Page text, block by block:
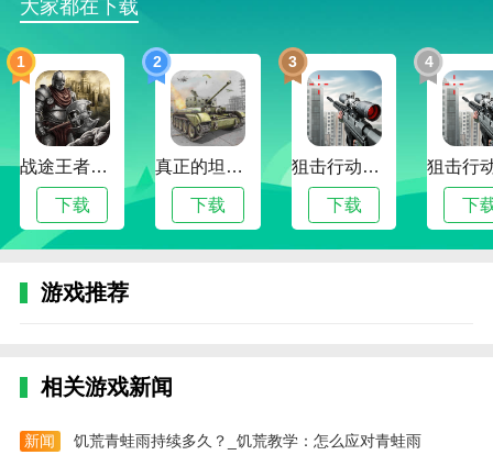
3.商场内有奢侈品，还有商家销售服务管理功能和一站
4.提供奢侈品库存管理、销售管理、订单管理等。，并
更快地供货。
5、提供各种精彩活动，每天推出秒杀满减活动，保证
你抢到就赚到。
6.一款APP满足奢侈品商家的所有软件需求。
边肖评估
1.奢当家是帮助商家管理店铺的办公神器。这个软件功
公效率。欢迎感兴趣的用户下载使用。
管理软件。目前，它使您的商店更轻松、更高效。你可
大家都在下载
1
战途王者最新版
下载
2
真正的坦克大战
下载
3
狙击行动代号猎鹰最新版
下载
4
下
游戏推荐
相关游戏新闻
新闻 饥荒青蛙雨持续多久？_饥荒教学：怎么应对青蛙雨